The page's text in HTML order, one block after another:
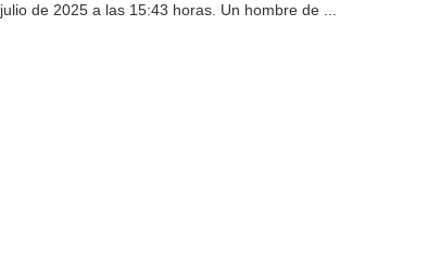
julio de 2025 a las 15:43 horas. Un hombre de ...